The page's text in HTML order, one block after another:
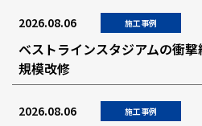
2026.08.06 施工事例
ベストラインスタジアムの衝
規模改修
2026.08.06 施工事例